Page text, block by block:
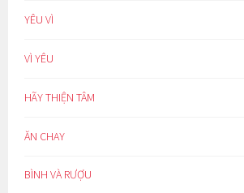
YÊU VÌ
VÌ YÊU
HÃY THIỆN TÂM
ĂN CHAY
BÌNH VÀ RƯỢU